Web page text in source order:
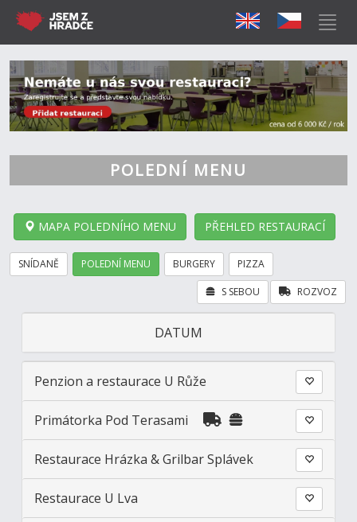
POLEDNÍ MENU
MAPA POLEDNÍHO MENU PŘEHLED RESTAURACÍ
SNÍDANĚ POLEDNÍ MENU BURGERY PIZZA
ROZVOZ
S SEBOU
DATUM
Penzion a restaurace U Růže
Primátorka Pod Terasami
Restaurace Hrázka & Grilbar Splávek
Restaurace U Lva